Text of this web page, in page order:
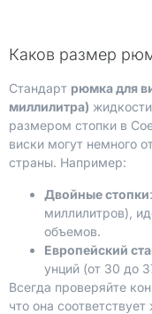
Каков размер
Стандарт рюмка для
миллилитра)
размером стопки в
виски могут немного
страны. Например:
Двойные стопки
миллилитров),
объемов.
Европейский
унций (от 30 до
Всегда проверяйте
что она